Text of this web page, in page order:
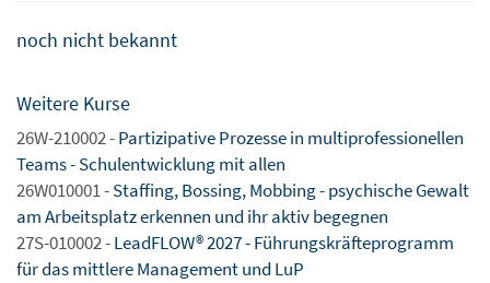
noch nicht bekannt
Weitere Kurse
26W-210002 -Partizipative Prozesse in multiprofessionellen
Teams - Schulentwicklung mit allen
26W010001 -Staffing, Bossing, Mobbing - psychische Gewalt
am Arbeitsplatz erkennen und ihr aktiv begegnen
27S-010002 -LeadFLOW® 2027 - Führungskräfteprogramm
für das mittlere Management und LuP